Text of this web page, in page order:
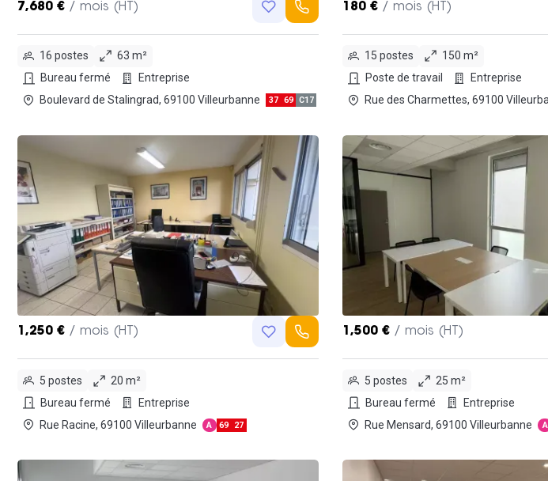
7,680 € / mois (HT)
16 postes
63 m²
Bureau fermé
Entreprise
Boulevard de Stalingrad, 69100 Villeurbanne
37 69 C17
180 € / mois (HT)
15 postes
150 m²
Poste de travail
Entreprise
Rue des Charmettes, 69100
1,250 € / mois (HT)
5 postes
20 m²
Bureau fermé
Entreprise
Rue Racine, 69100 Villeurbanne
A 69 27
1,500 € / mois (HT)
5 postes
25 m²
Bureau fermé
Entreprise
Rue Mensard, 69100 Villeurbanne
A